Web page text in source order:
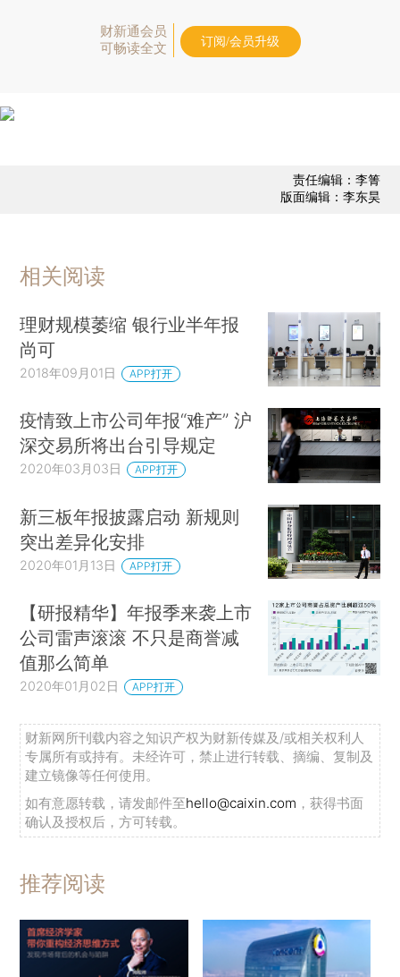
财新通会员
可畅读全文
订阅/会员升级
责任编辑：李箐
版面编辑：李东昊
相关阅读
理财规模萎缩 银行业半年报
尚可
2018年09月01日 APP打开
疫情致上市公司年报“难产” 沪
深交易所将出台引导规定
2020年03月03日 APP打开
新三板年报披露启动 新规则
突出差异化安排
2020年01月13日 APP打开
【研报精华】年报季来袭上市
公司雷声滚滚 不只是商誉减
值那么简单
2020年01月02日 APP打开
财新网所刊载内容之知识产权为财新传媒及/或相关权利人
专属所有或持有。未经许可，禁止进行转载、摘编、复制及
建立镜像等任何使用。
如有意愿转载，请发邮件至hello@caixin.com ，获得书面
确认及授权后，方可转载。
推荐阅读